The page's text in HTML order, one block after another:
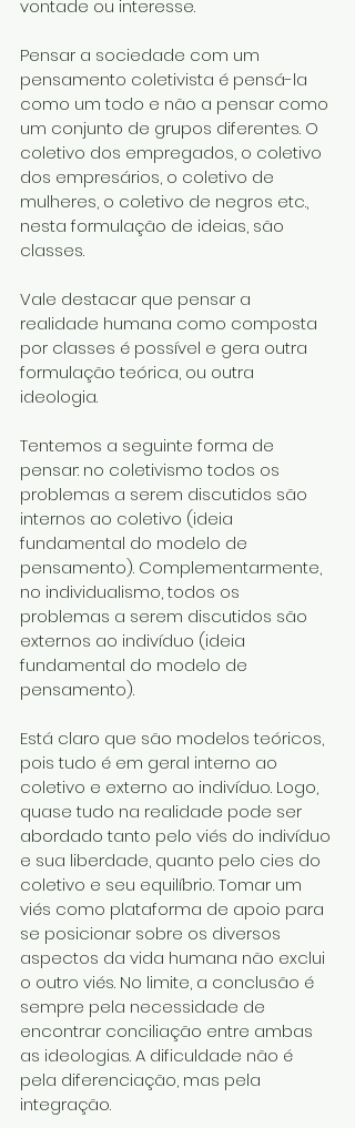
vontade ou interesse.
Pensar a sociedade com um
pensamento coletivista é pensá-la
como um todo e não a pensar como
um conjunto de grupos diferentes. O
coletivo dos empregados, o coletivo
dos empresários, o coletivo de
mulheres, o coletivo de negros etc.,
nesta formulação de ideias, são
classes.
Vale destacar que pensar a
realidade humana como composta
por classes é possível e gera outra
formulação teórica, ou outra
ideologia.
Tentemos a seguinte forma de
pensar: no coletivismo todos os
problemas a serem discutidos são
internos ao coletivo (ideia
fundamental do modelo de
pensamento). Complementarmente,
no individualismo, todos os
problemas a serem discutidos são
externos ao indivíduo (ideia
fundamental do modelo de
pensamento).
Está claro que são modelos teóricos,
pois tudo é em geral interno ao
coletivo e externo ao indivíduo. Logo,
quase tudo na realidade pode ser
abordado tanto pelo viés do indivíduo
e sua liberdade, quanto pelo cies do
coletivo e seu equilíbrio. Tomar um
viés como plataforma de apoio para
se posicionar sobre os diversos
aspectos da vida humana não exclui
o outro viés. No limite, a conclusão é
sempre pela necessidade de
encontrar conciliação entre ambas
as ideologias. A dificuldade não é
pela diferenciação, mas pela
integração.